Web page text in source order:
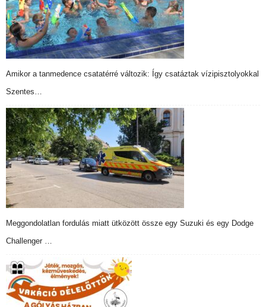
Amikor a tanmedence csatatérré változik: Így csatáztak vízipisztolyokkal
Szentes…
Meggondolatlan fordulás miatt ütközött össze egy Suzuki és egy Dodge
Challenger …